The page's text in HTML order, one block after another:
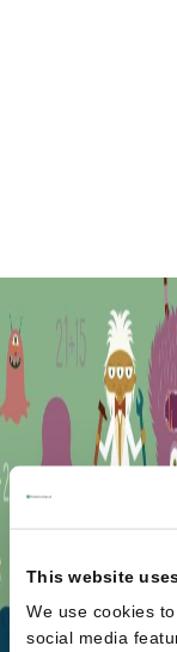
This website
We use cookies
social media